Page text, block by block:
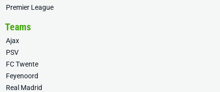
Premier League
Teams
Ajax
PSV
FC Twente
Feyenoord
Real Madrid